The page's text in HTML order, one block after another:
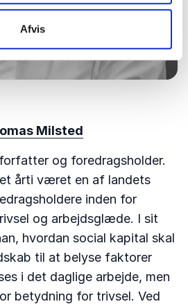
Afvis
Milsted
og foredragsholder.
et årti været en af landets
inden for
og arbejdsglæde. I sit
hvordan social kapital skal
til at belyse faktorer
i det daglige arbejde, men
betydning for trivsel. Ved